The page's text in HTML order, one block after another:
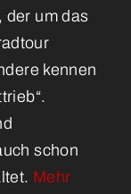
der um das
kennen
schon
Mehr